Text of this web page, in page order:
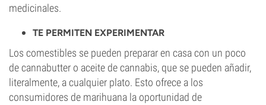
medicinales.
TE PERMITEN EXPERIMENTAR
Los comestibles se pueden preparar en casa con un poco
de cannabutter o aceite de cannabis, que se pueden añadir,
literalmente, a cualquier plato. Esto ofrece a los
consumidores de marihuana la oportunidad de